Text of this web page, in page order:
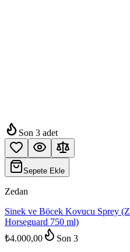
Son 3 adet
Sepete Ekle
Zedan
Sinek ve Böcek Kovucu Sprey
Horseguard 750 ml)
₺4.000,00
Son 3